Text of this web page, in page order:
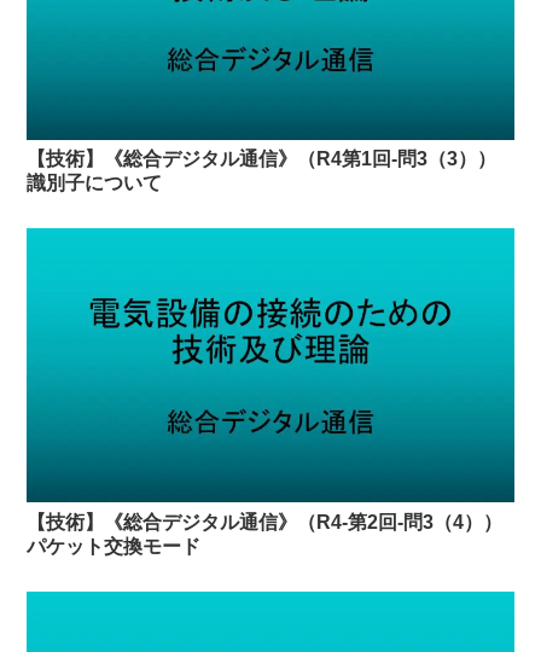
【技術】《総合デジタル通信》（R4第1回-問3（3））
識別子について
【技術】《総合デジタル通信》（R4-第2回-問3（4））
パケット交換モード